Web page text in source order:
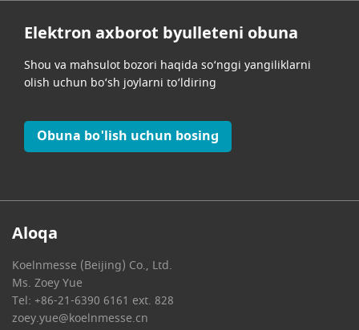
Elektron axborot byulleteni obuna
Shou va mahsulot bozori haqida so‘nggi yangiliklarni
olish uchun bo‘sh joylarni to‘ldiring
Obuna bo'lish uchun bosing
Aloqa
Koelnmesse (Beijing) Co., Ltd.
Ms. Zoey Yue
Tel: +86-21-6390 6161 ext. 828
zoey.yue@koelnmesse.cn